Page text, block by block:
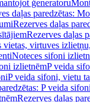
ģeneratoru
daļas paredzētas:
Rezerves daļas
Rezerves daļas
vietas, virtuves
Noteces sifoni
izlietnēmP veida
P veida sifoni, vietu
P veida
Rezerves daļas